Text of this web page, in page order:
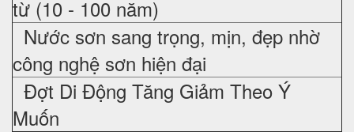
từ (10 - 100 năm)
Nước sơn sang trọng, mịn, đẹp nhờ
công nghệ sơn hiện đại
Đợt Di Động Tăng Giảm Theo Ý
Muốn